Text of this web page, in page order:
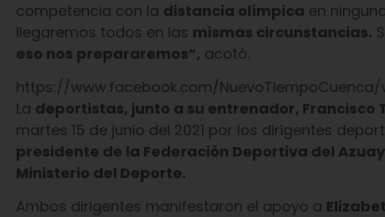
competencia con la distancia olímpica en
llegaremos todos en las mismas circunstancias.
eso nos prepararemos”, acotó.
https://www.facebook.com/NuevoTiempoCuenca/
La deportistas, junto a su entrenador, Francisco
martes 15 de junio del 2021 por los dirigentes
presidente de la Federación Deportiva del
Ministerio del Deporte.
Ambos dirigentes manifestaron el apoyo a